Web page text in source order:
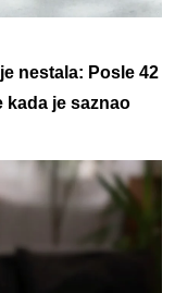
nestala: Posle 42
kada je saznao